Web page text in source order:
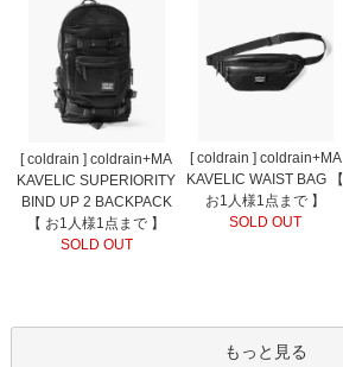
[ coldrain ] coldrain+MA
KAVELIC SUPERIORITY
BIND UP 2 BACKPACK
【 お1人様1点まで 】
SOLD OUT
[ coldrain ] coldrain+MA
KAVELIC WAIST BAG 【
お1人様1点まで 】
SOLD OUT
もっと見る